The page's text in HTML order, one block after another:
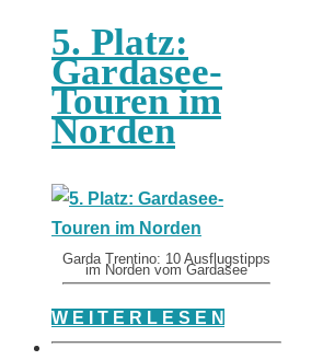
5. Platz:
Gardasee-
Touren im
Norden
Garda Trentino: 10 Ausflugstipps
im Norden vom Gardasee
W E I T E R L E S E N